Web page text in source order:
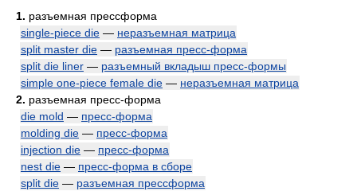
1. разъемная прессформа
single-piece die — неразъемная матрица
split master die — разъемная пресс-форма
split die liner — разъемный вкладыш пресс-формы
simple one-piece female die — неразъемная матрица
2. разъемная пресс-форма
die mold — пресс-форма
molding die — пресс-форма
injection die — пресс-форма
nest die — пресс-форма в сборе
split die — разъемная прессформа